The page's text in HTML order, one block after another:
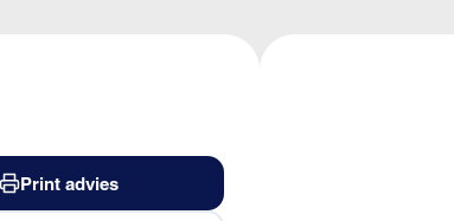
Print advies